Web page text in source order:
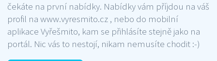
čekáte na první nabídky. Nabídky vám příjdou na váš
profil na www.vyresmito.cz , nebo do mobilní
aplikace Vyřešmito, kam se přihlásíte stejně jako na
portál. Nic vás to nestojí, nikam nemusíte chodit :-)